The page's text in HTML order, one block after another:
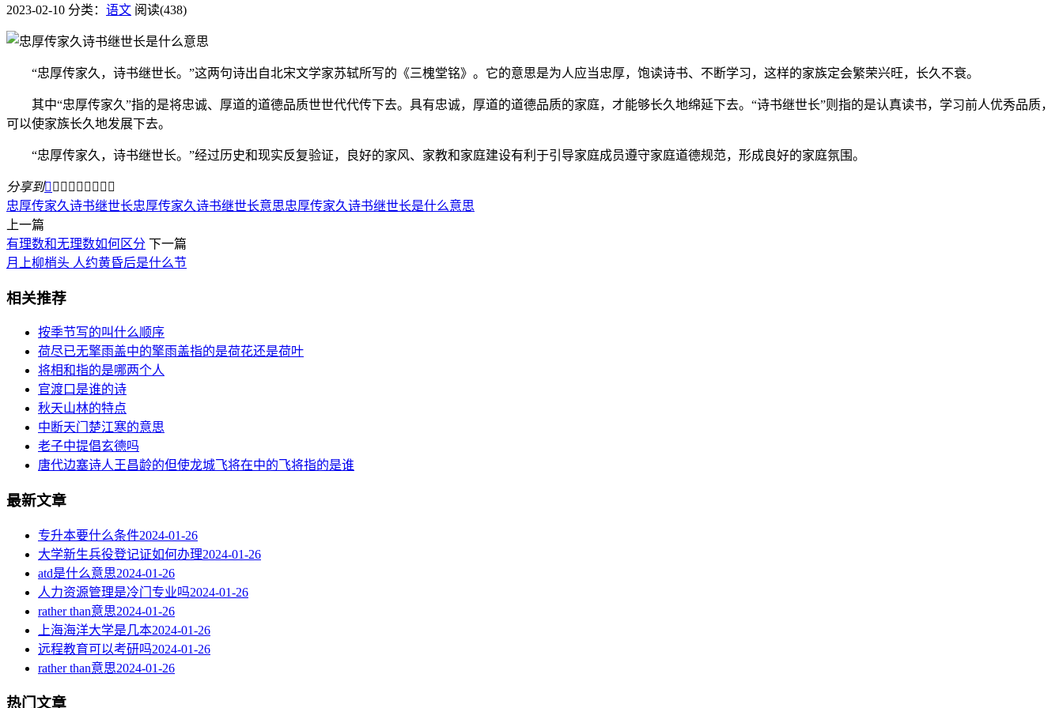
2023-02-10 分类： 语文 阅读(438)
“忠厚传家久，诗书继世长。”这两句诗出自北宋文学家苏轼所写的《三槐堂铭》。它的意思是为人应当忠厚，饱读诗书、不断学习，这样的家族定会繁荣兴旺，长久不衰。
其中“忠厚传家久”指的是将忠诚、厚道的道德品质世世代代传下去。具有忠诚，厚道的道德品质的家庭，才能够长久地绵延下去。“诗书继世长”则指的是认真读书，学习前人优秀品质，
可以使家族长久地发展下去。
“忠厚传家久，诗书继世长。”经过历史和现实反复验证，良好的家风、家教和家庭建设有利于引导家庭成员遵守家庭道德规范，形成良好的家庭氛围。
分享到        
忠厚传家久诗书继世长忠厚传家久诗书继世长意思忠厚传家久诗书继世长是什么意思
上一篇
有理数和无理数如何区分 下一篇
月上柳梢头 人约黄昏后是什么节
相关推荐
按季节写的叫什么顺序
荷尽已无擎雨盖中的擎雨盖指的是荷花还是荷叶
将相和指的是哪两个人
官渡口是谁的诗
秋天山林的特点
中断天门楚江寒的意思
老子中提倡玄德吗
唐代边塞诗人王昌龄的但使龙城飞将在中的飞将指的是谁
最新文章
专升本要什么条件2024-01-26
大学新生兵役登记证如何办理2024-01-26
atd是什么意思2024-01-26
人力资源管理是冷门专业吗2024-01-26
rather than意思2024-01-26
上海海洋大学是几本2024-01-26
远程教育可以考研吗2024-01-26
rather than意思2024-01-26
热门文章